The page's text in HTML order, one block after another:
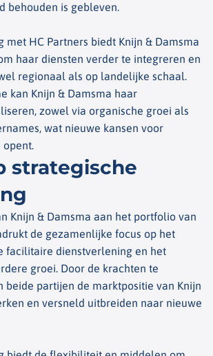
behouden is gebleven.
met HC Partners biedt Knijn & Damsma
haar diensten verder te integreren en
regionaal als op landelijke schaal.
kan Knijn & Damsma haar
zowel via organische groei als
wat nieuwe kansen voor
opent.
strategische
Knijn & Damsma aan het portfolio van
de gezamenlijke focus op het
facilitaire dienstverlening en het
groei. Door de krachten te
beide partijen de marktpositie van Knijn
en versneld uitbreiden naar nieuwe